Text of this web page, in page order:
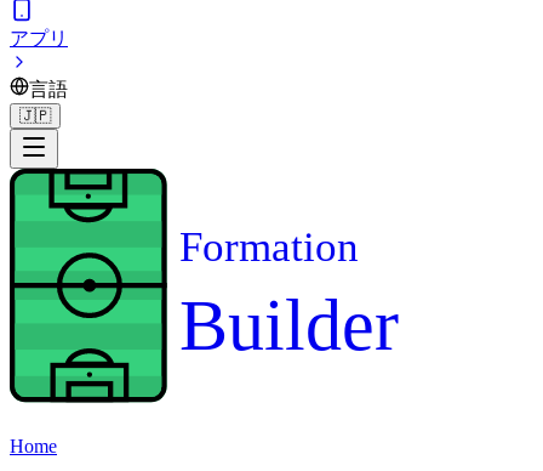
アプリ
言語
🇯🇵
Formation
Builder
Home